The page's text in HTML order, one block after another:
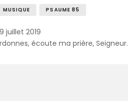
MUSIQUE PSAUME 85
juillet 2019
écoute ma prière, Seigneur.